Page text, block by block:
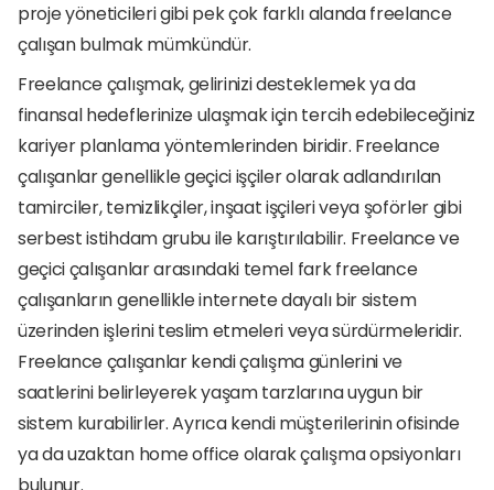
proje yöneticileri gibi pek çok farklı alanda freelance
çalışan bulmak mümkündür.
Freelance çalışmak, gelirinizi desteklemek ya da
finansal hedeflerinize ulaşmak için tercih edebileceğiniz
kariyer planlama yöntemlerinden biridir. Freelance
çalışanlar genellikle geçici işçiler olarak adlandırılan
tamirciler, temizlikçiler, inşaat işçileri veya şoförler gibi
serbest istihdam grubu ile karıştırılabilir. Freelance ve
geçici çalışanlar arasındaki temel fark freelance
çalışanların genellikle internete dayalı bir sistem
üzerinden işlerini teslim etmeleri veya sürdürmeleridir.
Freelance çalışanlar kendi çalışma günlerini ve
saatlerini belirleyerek yaşam tarzlarına uygun bir
sistem kurabilirler. Ayrıca kendi müşterilerinin ofisinde
ya da uzaktan home office olarak çalışma opsiyonları